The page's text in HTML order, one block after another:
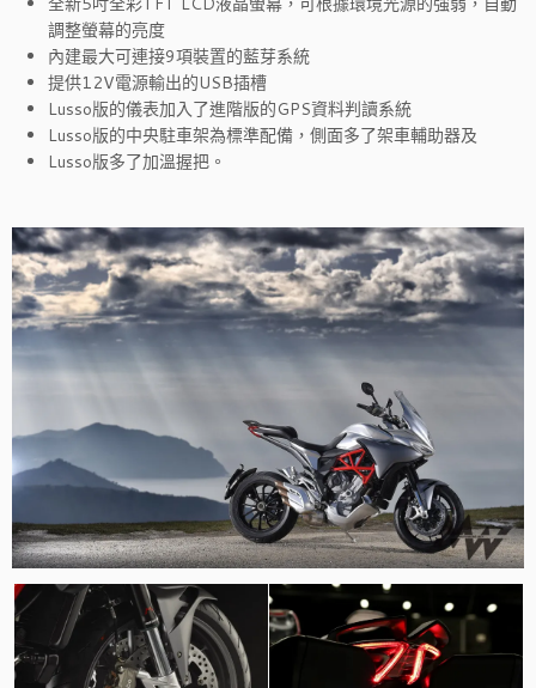
調整螢幕的亮度
內建最大可連接9項裝置的藍芽系統
提供12V電源輸出的USB插槽
Lusso版的儀表加入了進階版的GPS資料判讀系統
Lusso版的中央駐車架為標準配備，側面多了架車輔助器及
Lusso版多了加溫握把。